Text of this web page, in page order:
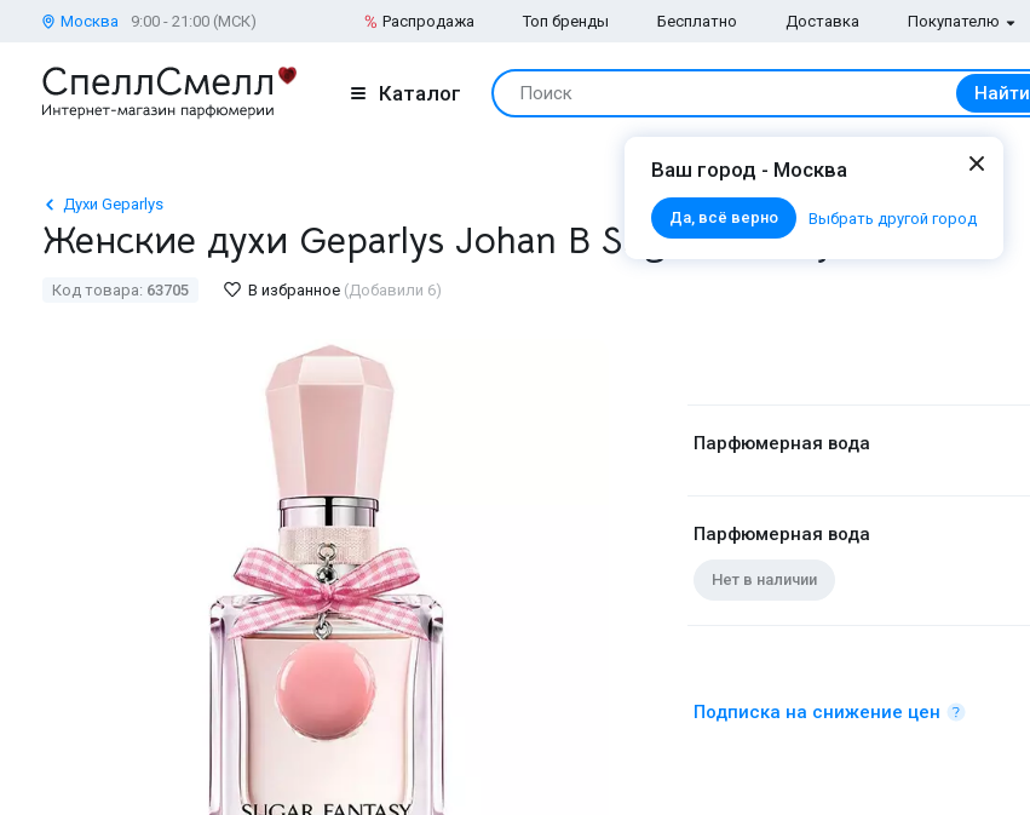
Москва 9:00 - 21:00 (МСК) Распродажа Топ бренды Бесплатно Доставка Покупателю
Каталог Поиск Найти
Ваш город - Москва
Да, всё верно Выбрать другой город
Духи Geparlys
Женские духи Geparlys Johan B Sugar Fantasy
Код товара: 63705 В избранное (Добавили 6)
Парфюмерная вода
Парфюмерная вода
Нет в наличии
Подписка на снижение цен